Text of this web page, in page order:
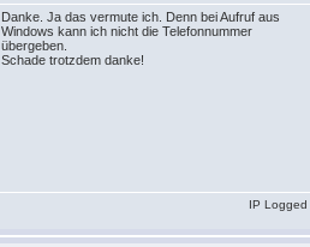
Danke. Ja das vermute ich. Denn bei Aufruf aus
Windows kann ich nicht die Telefonnummer
übergeben.
Schade trotzdem danke!
IP Logged